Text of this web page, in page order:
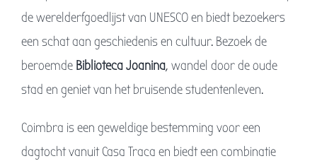
de werelderfgoedlijst van UNESCO en biedt bezoekers
een schat aan geschiedenis en cultuur. Bezoek de
beroemde Biblioteca Joanina, wandel door de oude
stad en geniet van het bruisende studentenleven.
Coimbra is een geweldige bestemming voor een
dagtocht vanuit Casa Traca en biedt een combinatie